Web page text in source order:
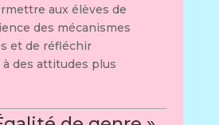
aux élèves de
des mécanismes
et de réfléchir
des attitudes plus